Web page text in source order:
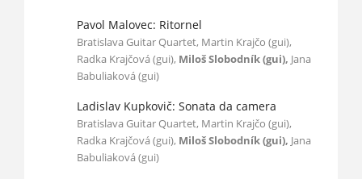
Pavol Malovec: Ritornel
Bratislava Guitar Quartet, Martin Krajčo (gui),
Radka Krajčová (gui), Miloš Slobodník (gui), Jana
Babuliaková (gui)
Ladislav Kupkovič: Sonata da camera
Bratislava Guitar Quartet, Martin Krajčo (gui),
Radka Krajčová (gui), Miloš Slobodník (gui), Jana
Babuliaková (gui)